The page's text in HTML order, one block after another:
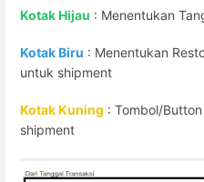
Kotak Hijau : Menentukan
Kotak Biru : Menentukan
untuk shipment
Kotak Kuning : Tombol/
shipment